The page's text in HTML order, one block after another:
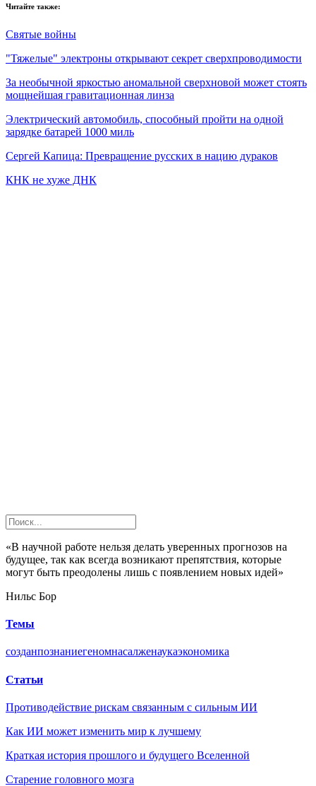
Читайте также:
Святые войны
"Тяжелые" электроны открывают секрет сверхпроводимости
За необычной яркостью аномальной сверхновой может стоять
мощнейшая гравитационная линза
Электрический автомобиль, способный пройти на одной
зарядке батарей 1000 миль
Сергей Капица: Превращение русских в нацию дураков
КНК не хуже ДНК
«В научной работе нельзя делать уверенных прогнозов на
будущее, так как всегда возникают препятствия, которые
могут быть преодолены лишь с появлением новых идей»
Нильс Бор
Темы
созданпознаниегеномнасалженаукаэкономика
Статьи
Противодействие рискам связанным с сильным ИИ
Как ИИ может изменить мир к лучшему
Краткая история прошлого и будущего Вселенной
Старение головного мозга